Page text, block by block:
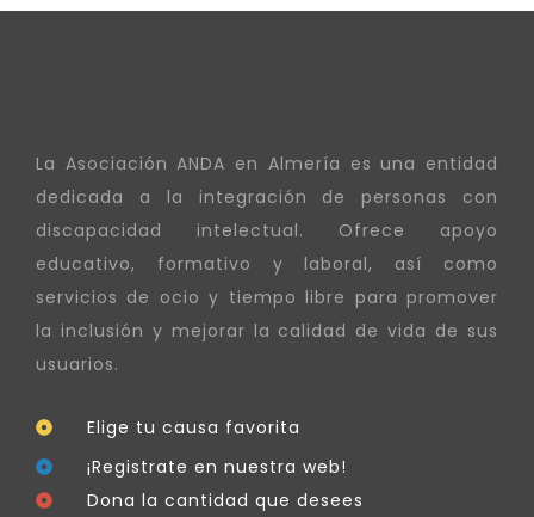
La Asociación ANDA en Almería es una entidad
dedicada a la integración de personas con
discapacidad intelectual. Ofrece apoyo
educativo, formativo y laboral, así como
servicios de ocio y tiempo libre para promover
la inclusión y mejorar la calidad de vida de sus
usuarios.
Elige tu causa favorita
¡Registrate en nuestra web!
Dona la cantidad que desees